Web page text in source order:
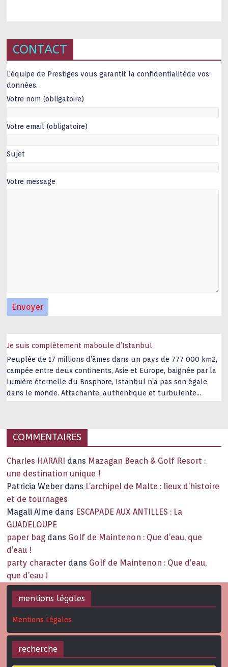
CONTACT
L'équipe de Prestiges vous garantit la confidentialitéde vos
données.
Votre nom (obligatoire)
Votre email (obligatoire)
Sujet
Votre message
Je suis complètement maboule d’Istanbul
Peuplée de 17 millions d’âmes dans un pays de 777 000 km2,
campée entre deux continents, Asie et Europe, baignée par la
lumière éternelle du Bosphore, Istanbul n’a pas son égale
dans le monde. Attachante, authentique et turbulente
COMMENTAIRES
Charles HARARI dans Mazagan Beach & Golf Resort :
une destination unique !
Patricia Weber dans L’archipel de Malte : lieux d’histoire
et de tournages
Magali Aime dans ESCAPADE AUX ANTILLES : La
GUADELOUPE
paper bag dans Golf de Maintenon : Que d’eau, que
d’eau !
party character dans Golf de Maintenon : Que d’eau,
que d’eau !
mentions légales
Mentions Légales
recherche